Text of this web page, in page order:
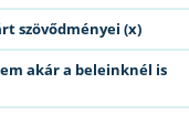
szövődményei (x)
akár a beleinknél is